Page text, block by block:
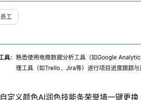
自定义颜色AI润色技能条荣誉墙一键更换